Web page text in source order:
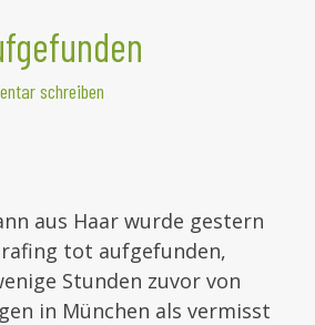
schreiben
aus Haar wurde gestern
tot aufgefunden,
Stunden zuvor von
in München als vermisst